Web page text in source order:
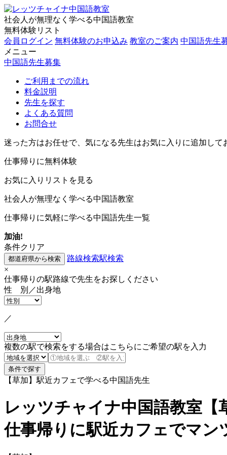
社会人が無理なく学べる中国語教室
無料体験リスト
会員ログイン 無料体験のお申込み 教室のご案内 中国語先生
メニュー
中国語先生募集
ご利用までの流れ
料金説明
先生を探す
よくある質問
お問合せ
迷った方はお任せで、気になる先生はお気に入りに追加して
仕事帰りに無料体験
お気に入りリストを見る
社会人が無理なく学べる中国語教室
仕事帰りに気軽に学べる中国語先生一覧
加油!
条件クリア
路線検索駅検索
×
仕事帰りの駅路線で先生をお探しください
性 別／出身地
／
複数の駅で検索をする場合はこちらにご希望の駅を入力
【草加】駅近カフェで学べる中国語先生
レッツチャイナ中国語教室【
仕事帰りに駅近カフェでマン